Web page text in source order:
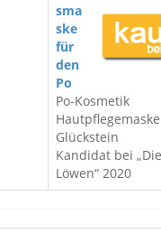
sma
ske
für
den
Po
Po-Kosmetik
Glückstein
Kandidat bei
Löwen“ 2020